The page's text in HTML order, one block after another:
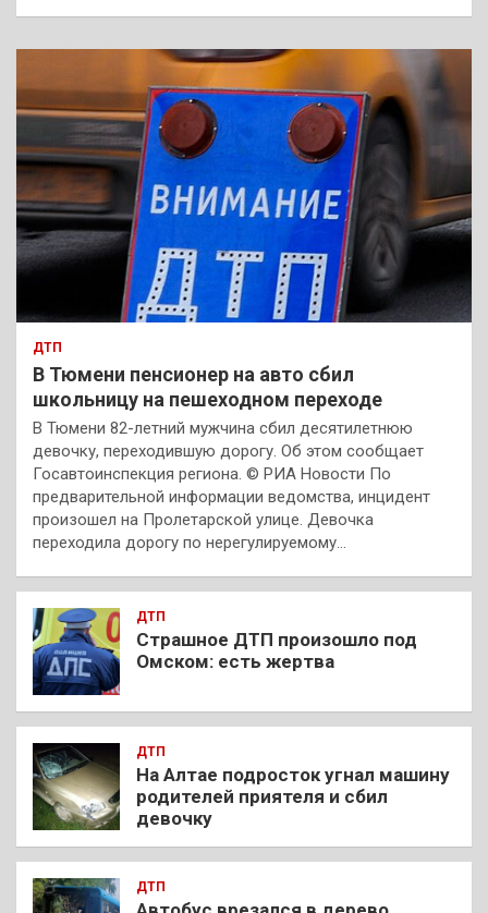
ДТП
В Тюмени пенсионер на авто сбил
школьницу на пешеходном переходе
В Тюмени 82-летний мужчина сбил десятилетнюю
девочку, переходившую дорогу. Об этом сообщает
Госавтоинспекция региона. © РИА Новости По
предварительной информации ведомства, инцидент
произошел на Пролетарской улице. Девочка
переходила дорогу по нерегулируемому…
ДТП
Страшное ДТП произошло под
Омском: есть жертва
ДТП
На Алтае подросток угнал машину
родителей приятеля и сбил
девочку
ДТП